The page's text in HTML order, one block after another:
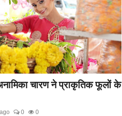
चारण ने प्राकृतिक फूलों के
0 0